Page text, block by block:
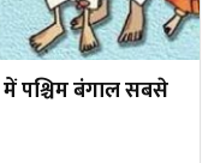
पश्चिम बंगाल सबसे